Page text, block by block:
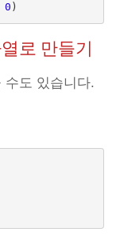
0 )
로 만들기
수도 있습니다.